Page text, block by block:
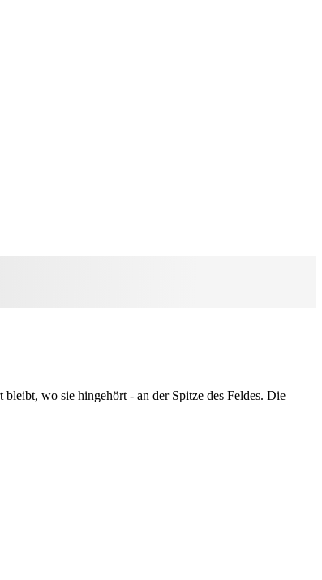
wo sie hingehört - an der Spitze des Feldes. Die